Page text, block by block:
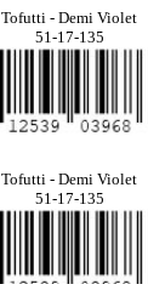
Tofutti - Demi Violet
51-17-135
Tofutti - Demi Violet
51-17-135